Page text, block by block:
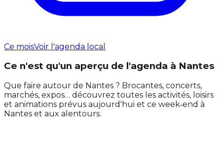
Ce moisVoir l'agenda local
Ce n'est qu'un aperçu de l'agenda à Nantes
Que faire autour de Nantes ? Brocantes, concerts,
marchés, expos… découvrez toutes les activités, loisirs
et animations prévus aujourd'hui et ce week‑end à
Nantes et aux alentours.